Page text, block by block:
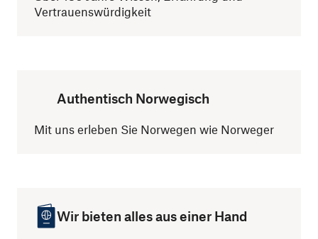
Vertrauenswürdigkeit
Authentisch Norwegisch
Mit uns erleben Sie Norwegen wie Norweger
Wir bieten alles aus einer Hand